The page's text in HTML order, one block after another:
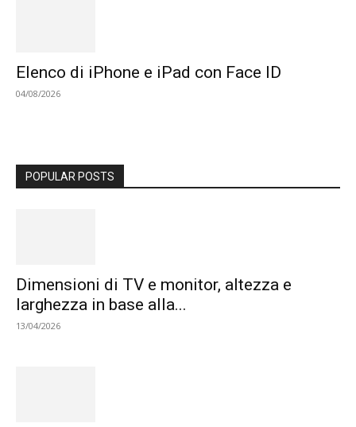
Elenco di iPhone e iPad con Face ID
04/08/2026
POPULAR POSTS
Dimensioni di TV e monitor, altezza e
larghezza in base alla...
13/04/2026